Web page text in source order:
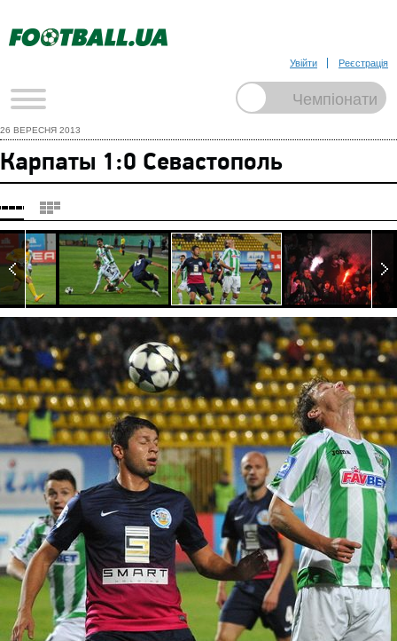
Увійти Реєстрація
26 ВЕРЕСНЯ 2013
Карпаты 1:0 Севастополь